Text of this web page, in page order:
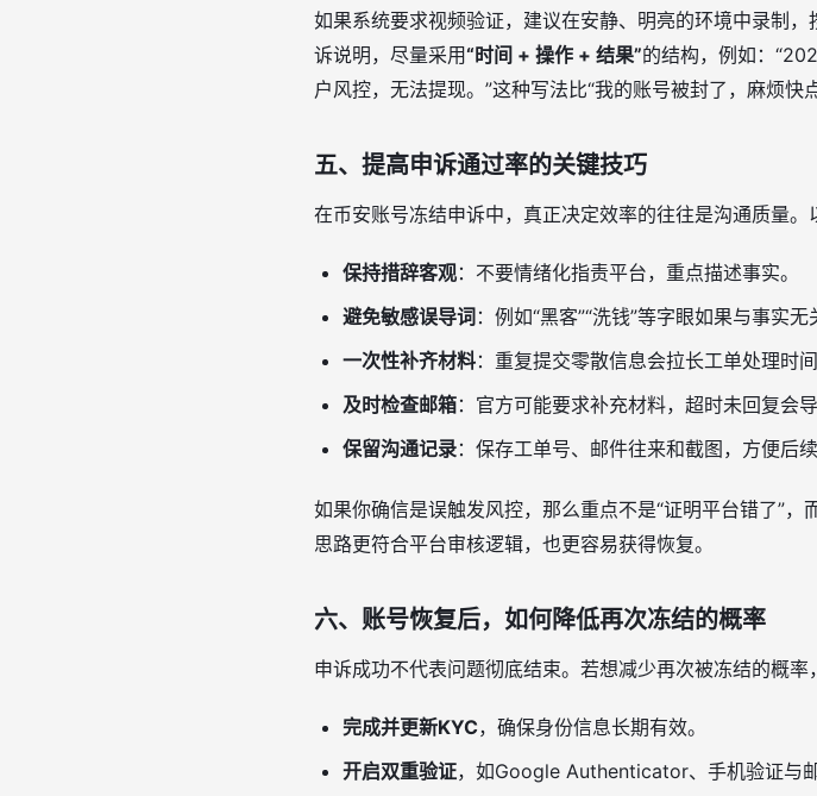
如果系统要求视频验证，建议在安静、明亮的环境中录制
诉说明，尽量采用“时间 + 操作 + 结果”的结构，例如：
户风控，无法提现。”这种写法比“我的账号被封了，麻烦快
五、提高申诉通过率的关键技巧
在币安账号冻结申诉中，真正决定效率的往往是沟通质量。
保持措辞客观：不要情绪化指责平台，重点描述事实。
避免敏感误导词 ：例如“黑客”“洗钱”等字眼如果与事实
一次性补齐材料：重复提交零散信息会拉长工单处理时间
及时检查邮箱：官方可能要求补充材料，超时未回复会导
保留沟通记录：保存工单号、邮件往来和截图，方便后续
如果你确信是误触发风控，那么重点不是“证明平台错了”
思路更符合平台审核逻辑，也更容易获得恢复。
六、账号恢复后，如何降低再次冻结的概率
申诉成功不代表问题彻底结束。若想减少再次被冻结的概率
完成并更新KYC，确保身份信息长期有效。
开启双重验证，如Google Authenticator、手机验证与邮